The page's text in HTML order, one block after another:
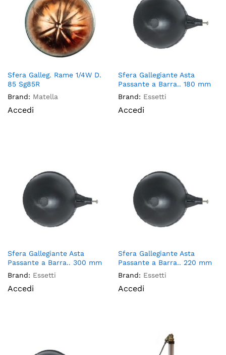
Sfera Galleg. Rame 1/4W D.
85 Sg85R
Brand: Matella
Accedi
Sfera Gallegiante Asta
Passante a Barra.. 180 mm
Brand: Essetti
Accedi
Sfera Gallegiante Asta
Passante a Barra.. 300 mm
Brand: Essetti
Accedi
Sfera Gallegiante Asta
Passante a Barra.. 220 mm
Brand: Essetti
Accedi